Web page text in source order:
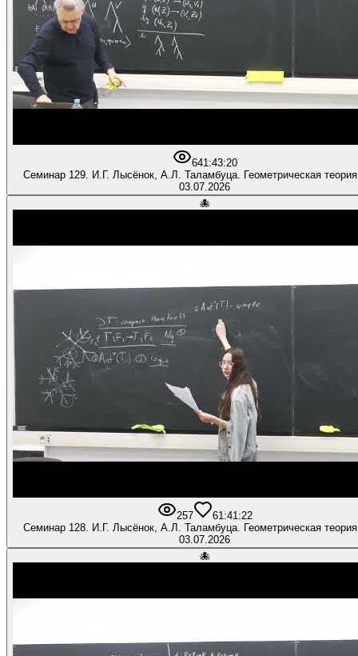
641:43:20
Семинар 129. И.Г. Лысёнок, А.Л. Таламбуца. Геометрическая теория
03.07.2026
🐙
257 61:41:22
Семинар 128. И.Г. Лысёнок, А.Л. Таламбуца. Геометрическая теория
03.07.2026
🐙